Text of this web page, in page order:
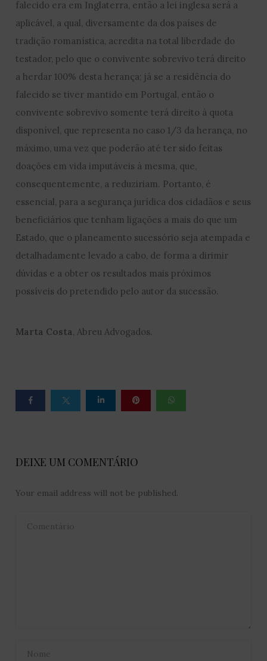
falecido era em Inglaterra, então a lei inglesa será a
aplicável, a qual, diversamente da dos países de
tradição romanística, acredita na total liberdade do
testador, pelo que o convivente sobrevivo terá direito
a herdar 100% desta herança; já se a residência do
falecido se tiver mantido em Portugal, então o
convivente sobrevivo somente terá direito à quota
disponível, que representa no caso 1/3 da herança, no
máximo, uma vez que poderão até ter sido feitas
doações em vida imputáveis à mesma, que,
consequentemente, a reduziriam. Portanto, é
essencial, para a segurança jurídica dos cidadãos e seus
beneficiários que tenham ligações a mais do que um
Estado, que o planeamento sucessório seja atempada e
detalhadamente levado a cabo, de forma a dirimir
dúvidas e a obter os resultados mais próximos
possíveis do pretendido pelo autor da sucessão.
Marta Costa, Abreu Advogados.
DEIXE UM COMENTÁRIO
Your email address will not be published.